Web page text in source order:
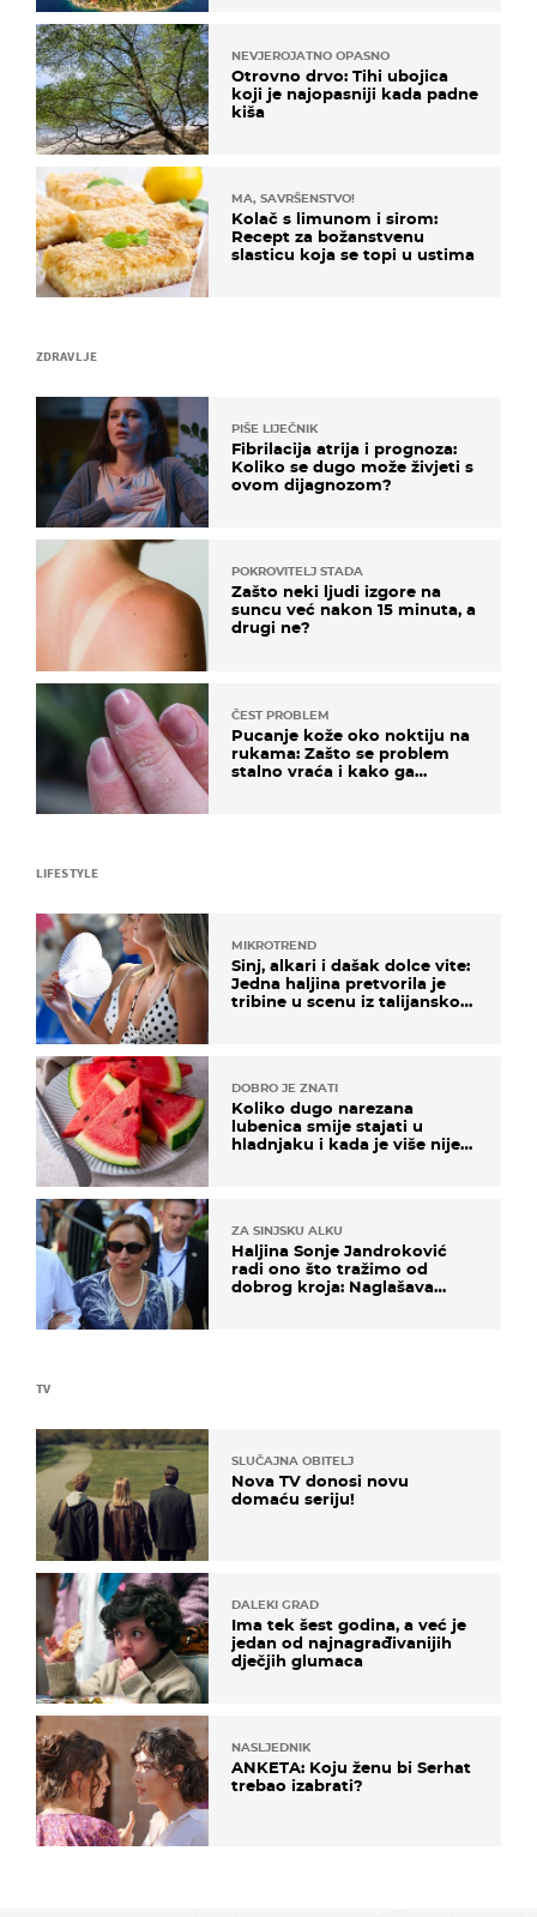
ZDRAVLJE
PIŠE LIJEČNIK
Fibrilacija atrija i prognoza:
Koliko se dugo može živjeti s
ovom dijagnozom?
POKROVITELJ STADA
Zašto neki ljudi izgore na
suncu već nakon 15 minuta, a
drugi ne?
ČEST PROBLEM
Pucanje kože oko noktiju na
rukama: Zašto se problem
stalno vraća i kako ga
TV
SLUČAJNA OBITELJ
Nova TV donosi novu
domaću seriju!
DALEKI GRAD
Ima tek šest godina, a već je
jedan od najnagrađivanijih
dječjih glumaca
NASLJEDNIK
ANKETA: Koju ženu bi Serhat
trebao izabrati?
NEVJEROJATNO OPASNO
Otrovno drvo: Tihi ubojica
koji je najopasniji kada padne
kiša
MA, SAVRŠENSTVO!
Kolač s limunom i sirom:
Recept za božanstvenu
slasticu koja se topi u ustima
LIFESTYLE
MIKROTREND
Sinj, alkari i dašak dolce vite:
Jedna haljina pretvorila je
tribine u scenu iz talijanskog
DOBRO JE ZNATI
Koliko dugo narezana
lubenica smije stajati u
hladnjaku i kada je više nije
ZA SINJSKU ALKU
Haljina Sonje Jandroković
radi ono što tražimo od
dobrog kroja: Naglašava